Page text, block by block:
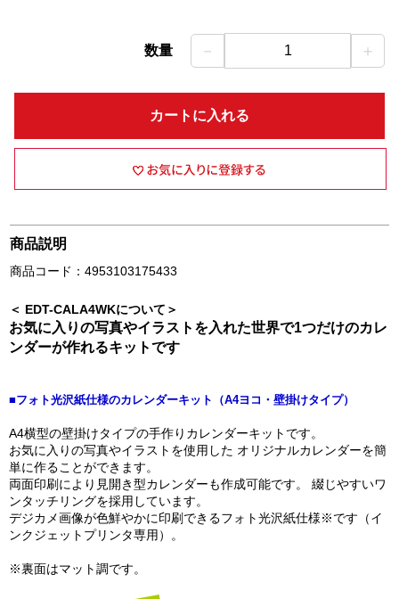
数量 － 1 ＋
カートに入れる
商品説明
商品コード：4953103175433
＜ EDT-CALA4WKについて＞
お気に入りの写真やイラストを入れた世界で1つだけのカレ
ンダーが作れるキットです
■フォト光沢紙仕様のカレンダーキット（A4ヨコ・壁掛けタイプ）
A4横型の壁掛けタイプの手作りカレンダーキットです。
お気に入りの写真やイラストを使用した オリジナルカレンダーを簡
単に作ることができます。
両面印刷により見開き型カレンダーも作成可能です。 綴じやすいワ
ンタッチリングを採用しています。
デジカメ画像が色鮮やかに印刷できるフォト光沢紙仕様※です（イ
ンクジェットプリンタ専用）。
※裏面はマット調です。